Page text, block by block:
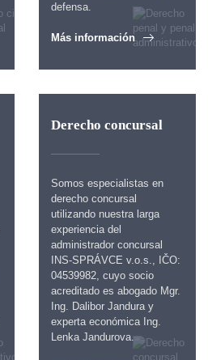
defensa.
Más información
Derecho concursal
Somos especialistas en
derecho concursal
utilizando nuestra larga
experiencia del
administrador concursal
INS-SPRÁVCE v.o.s., IČO:
04539982, cuyo socio
acreditado es abogado Mgr.
Ing. Dalibor Jandura y
experta económica Ing.
Lenka Jandurova.